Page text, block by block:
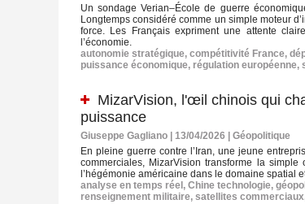
Un sondage Verian–École de guerre
Longtemps considéré comme un simple moteur
force. Les Français expriment une attente
l’économie.
autonomie stratégique, compétitivité France,
puissance économique, régulation européenne,
MizarVision, l'œil chinois qui
puissance
Giuseppe Gagliano | 13/04/2026
Géopolitique
En pleine guerre contre l’Iran, une jeune
commerciales, MizarVision transforme la
l’hégémonie américaine dans le domaine spatial
analyse en temps réel , Chine technologie,
renseignement militaire, satellites commerciaux